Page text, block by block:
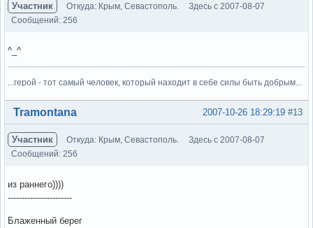
Участник Откуда: Крым, Севастополь.
Здесь с 2007-08-07
Сообщений: 256
^_^
...герой - тот самый человек, который находит в себе силы быть добрым...
Вне форума #13
2007-10-26 18:29:19
Tramontana
Участник Откуда: Крым, Севастополь.
Здесь с 2007-08-07
Сообщений: 256
из раннего))))
-----------------------
Блаженный берег